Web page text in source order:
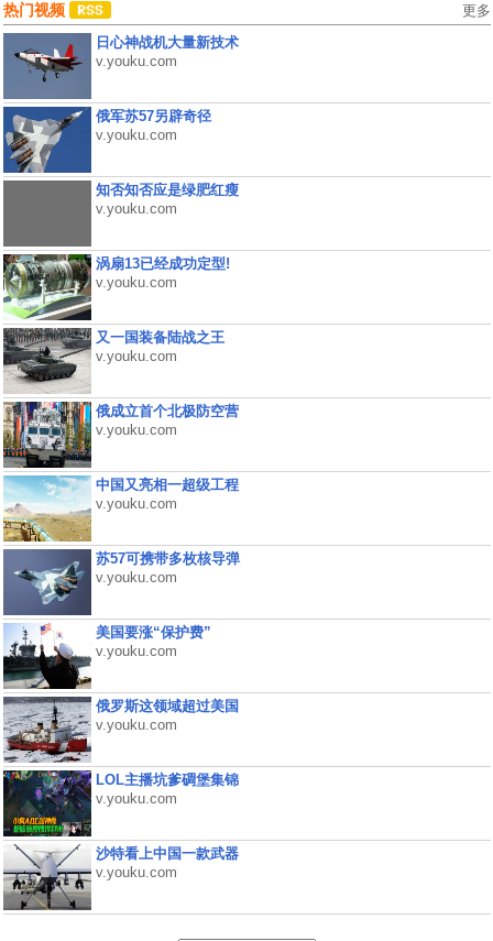
热门视频 更多
日心神战机大量新技术
v.youku.com
俄军苏57另辟奇径
v.youku.com
知否知否应是绿肥红瘦
v.youku.com
涡扇13已经成功定型!
v.youku.com
又一国装备陆战之王
v.youku.com
俄成立首个北极防空营
v.youku.com
中国又亮相一超级工程
v.youku.com
苏57可携带多枚核导弹
v.youku.com
美国要涨“保护费”
v.youku.com
俄罗斯这领域超过美国
v.youku.com
LOL主播坑爹碉堡集锦
v.youku.com
沙特看上中国一款武器
v.youku.com